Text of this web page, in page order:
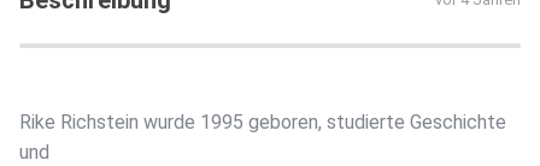
Rike Richstein wurde 1995 geboren, studierte Geschichte
und